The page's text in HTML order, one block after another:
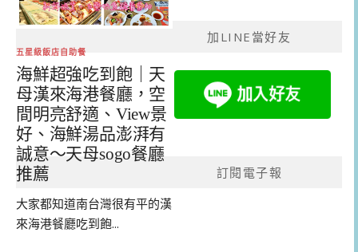
五星級飯店自助餐
海鮮超強吃到飽｜天
母漢來海港餐廳，空
間明亮舒適、View景
好、海鮮湯品澎湃有
誠意～天母sogo餐廳
推薦
大家都知道南台灣很有平的漢
來海港餐廳吃到飽...
加LINE當好友
訂閱電子報